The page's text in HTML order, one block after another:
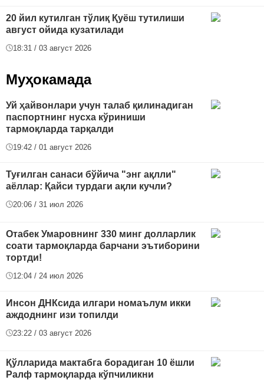
20 йил кутилган тўлиқ Қуёш тутилиши
август ойида кузатилади
18:31 / 03 август 2026
Муҳокамада
Уй ҳайвонлари учун талаб қилинадиган
паспортнинг нусха кўриниши
тармоқларда тарқалди
19:42 / 01 август 2026
Туғилган санаси бўйича "энг ақлли"
аёллар: Қайси турдаги ақли кучли?
20:06 / 31 июл 2026
Отабек Умаровнинг 330 минг долларлик
соати тармоқларда барчани эътиборини
тортди!
12:04 / 24 июл 2026
Инсон ДНКсида илгари номаълум икки
аждоднинг изи топилди
23:22 / 03 август 2026
Қўлларида мактабга борадиган 10 ёшли
Ралф тармоқларда кўпчиликни